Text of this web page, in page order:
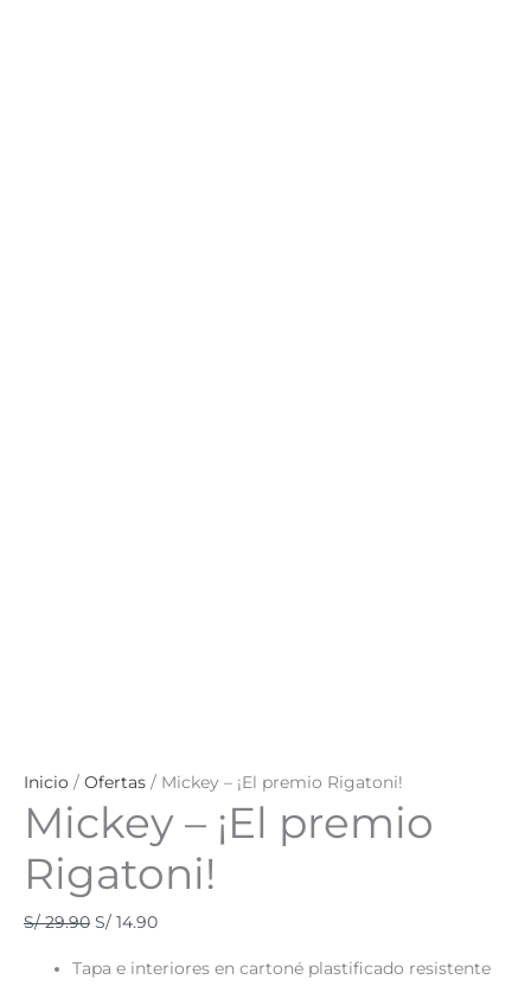
Inicio / Ofertas / Mickey – ¡El premio Rigatoni!
Mickey – ¡El premio
Rigatoni!
S/29.90 S/ 14.90
Tapa e interiores en cartoné plastificado resistente